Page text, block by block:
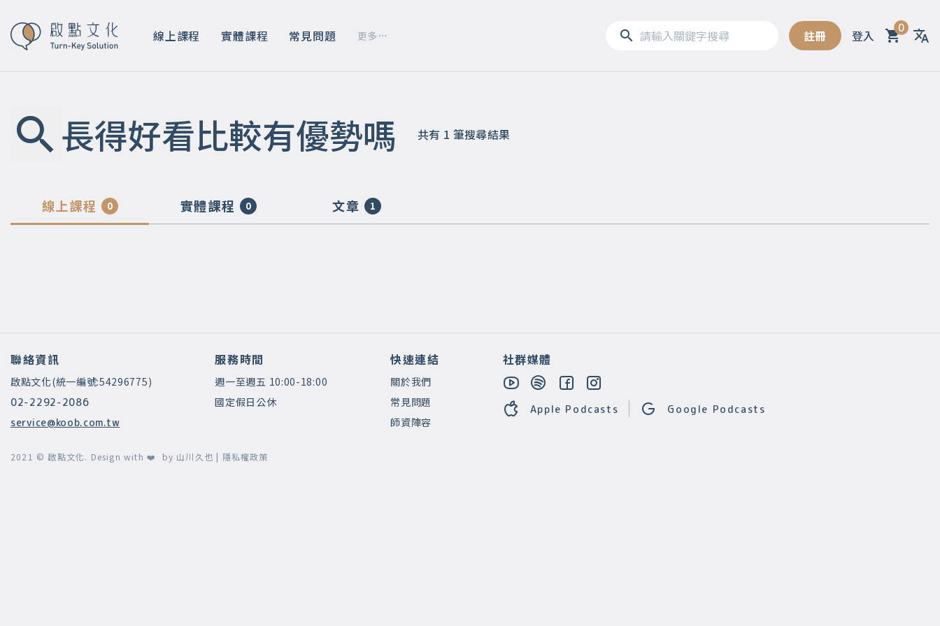
線上課程 實體課程 常見問題 更多 註冊 登入 0
長得好看比較有優勢嗎 共有 1 筆搜尋結果
線上課程 0 實體課程 0 文章 1
聯絡資訊
啟點文化(統一編號:54296775)
02-2292-2086
service@koob.com.tw
服務時間
週一至週五 10:00-18:00
國定假日公休
快速連結
關於我們
常見問題
師資陣容
社群媒體
Apple Podcasts Google Podcasts
2021 © 啟點文化. Design with ❤️ by 山川久也 | 隱私權政策